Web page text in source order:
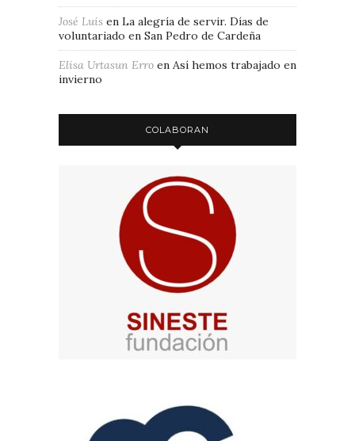
José Luis en La alegría de servir. Días de
voluntariado en San Pedro de Cardeña
Elisa Urtasun Erro en Así hemos trabajado en
invierno
COLABORAN